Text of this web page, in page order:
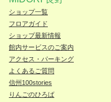
ショップ一覧
フロアガイド
ショップ最新情報
館内サービスのご案内
アクセス・パーキング
よくあるご質問
信州100stories
りんごのひろば